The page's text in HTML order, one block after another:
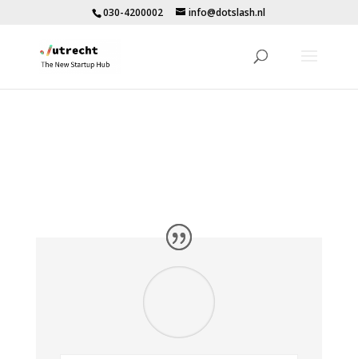
030-4200002 info@dotslash.nl